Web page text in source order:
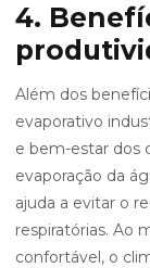
4.
Além dos
evaporativo
e bem-estar dos
evaporação da
ajuda a evitar o
respiratórias. Ao
confortável, o